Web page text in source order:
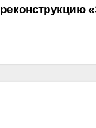
реконструкцию